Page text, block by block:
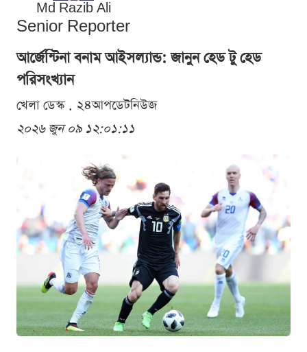
Md Razib Ali
Senior Reporter
আর্জেন্টিনা বনাম আইসল্যান্ড: জানুন হেড টু হেড
পরিসংখ্যান
খেলা ডেস্ক . ২৪আপডেটনিউজ
২০২৬ জুন ০৯ ১২:০১:১১